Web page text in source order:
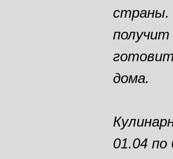
страны.
дома.
01.04